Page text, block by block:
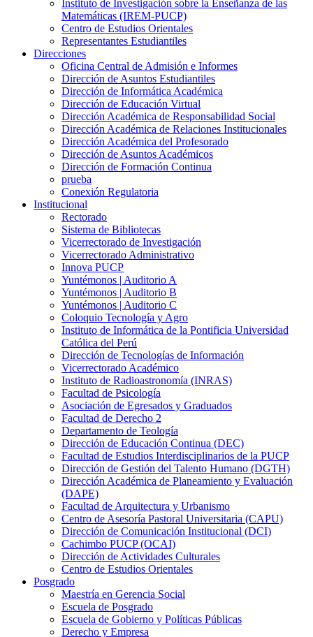
Instituto de Investigación sobre la Enseñanza de las
Matemáticas (IREM-PUCP)
Centro de Estudios Orientales
Representantes Estudiantiles
Direcciones
Oficina Central de Admisión e Informes
Dirección de Asuntos Estudiantiles
Dirección de Informática Académica
Dirección de Educación Virtual
Dirección Académica de Responsabilidad Social
Dirección Académica de Relaciones Institucionales
Dirección Académica del Profesorado
Dirección de Asuntos Académicos
Dirección de Formación Continua
prueba
Conexión Regulatoria
Institucional
Rectorado
Sistema de Bibliotecas
Vicerrectorado de Investigación
Vicerrectorado Administrativo
Innova PUCP
Yuntémonos | Auditorio A
Yuntémonos | Auditorio B
Yuntémonos | Auditorio C
Coloquio Tecnología y Agro
Instituto de Informática de la Pontificia Universidad
Católica del Perú
Dirección de Tecnologías de Información
Vicerrectorado Académico
Instituto de Radioastronomía (INRAS)
Facultad de Psicología
Asociación de Egresados y Graduados
Facultad de Derecho 2
Departamento de Teología
Dirección de Educación Continua (DEC)
Facultad de Estudios Interdisciplinarios de la PUCP
Dirección de Gestión del Talento Humano (DGTH)
Dirección Académica de Planeamiento y Evaluación
(DAPE)
Facultad de Arquitectura y Urbanismo
Centro de Asesoría Pastoral Universitaria (CAPU)
Dirección de Comunicación Institucional (DCI)
Cachimbo PUCP (OCAI)
Dirección de Actividades Culturales
Centro de Estudios Orientales
Posgrado
Maestría en Gerencia Social
Escuela de Posgrado
Escuela de Gobierno y Políticas Públicas
Derecho y Empresa